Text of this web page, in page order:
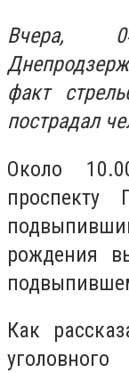
Вчера,
факт
пострадал
Около
рождения
Как